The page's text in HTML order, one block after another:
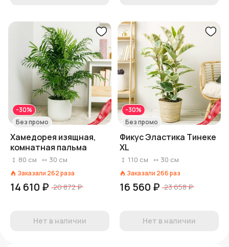
-30%
Без промо
Хамедорея изящная,
комнатная пальма
80 см 30 см
Заказали 262раза
14 610 ₽ 20 872 ₽
Нет в наличии
-30%
Без промо
Фикус Эластика Тинеке
XL
110 см 30 см
Заказали 266раз
16 560 ₽ 23 658 ₽
Нет в наличии